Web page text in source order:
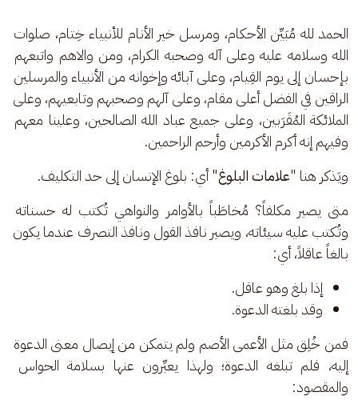
الحمد لله مُبَيِّن الأحكام، ومرسل خير الأنام للأنبياء خِتام، صلوات
الله وسلامه عليه وعلى آله وصحبه الكرام، ومن والاهم واتبعهم
بإحسان إلى يوم القِيام، وعلى آبائه وإخوانه من الأنبياء والمرسلين
الراقين في الفضل أعلى مقام، وعلى آلهم وصحبهم وتابعيهم، وعلى
الملائكة المُقَرَبين، وعلى جميع عباد الله الصالحين، وعلينا معهم
وفيهم إنه أكرم الأكرمين وأرحم الراحمين.
ويَذكر هنا "علامات البلوغ" أي: بلوغ الإنسان إلى حد التكليف.
متى يصير مكلفاً؟ مُخاطَباً بالأوامر والنواهي تُكتب له حسناته
وتُكتب عليه سيئاته، ويصير نافذ القول ونافذ التصرف عندما يكون
بالغاً عاقلاً، أي:
إذا بلغ وهو عاقل.
وقد بلغته الدعوة.
فمن خُلِق مثل الأعمى الأصم ولم يتمكن من إيصال معنى الدعوة
إليه، فلم تبلغه الدعوة؛ ولهذا يعبِّرون عنها بسلامة الحواس
والمقصود: